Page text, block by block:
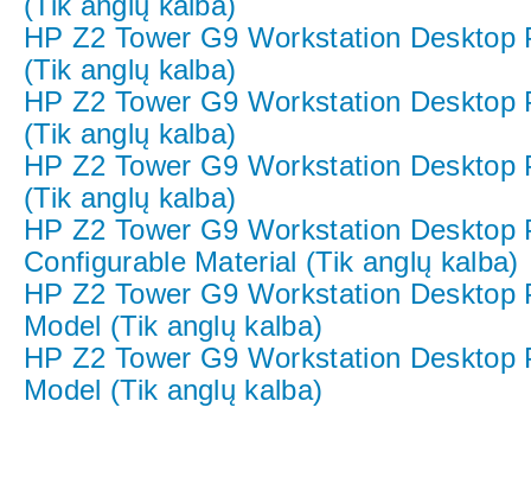
HP Z2 Tower G9 Workstation Desktop
(Tik anglų kalba)
HP Z2 Tower G9 Workstation Desktop
(Tik anglų kalba)
HP Z2 Tower G9 Workstation Desktop
(Tik anglų kalba)
HP Z2 Tower G9 Workstation Desktop
Configurable Material (Tik anglų kalba)
HP Z2 Tower G9 Workstation Desktop
Model (Tik anglų kalba)
HP Z2 Tower G9 Workstation Desktop
Model (Tik anglų kalba)